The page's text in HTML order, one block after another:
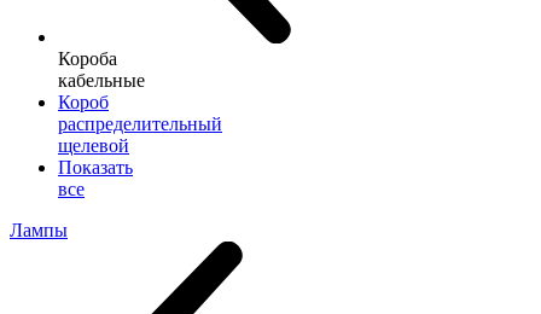
Короба
кабельные
Короб
распределительный
щелевой
Показать
все
Лампы